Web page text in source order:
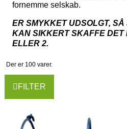
fornemme selskab.
ER SMYKKET UDSOLGT,
KAN SIKKERT SKAFFE DET
ELLER 2.
Der er 100 varer.
FILTER